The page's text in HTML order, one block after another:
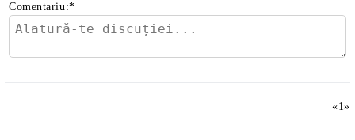
Comentariu:*
«1»